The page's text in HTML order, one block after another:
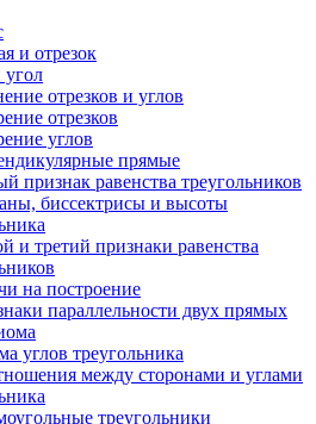
и отрезок
угол
отрезков и углов
отрезков
углов
прямые
признак равенства треугольников
биссектрисы и высоты
и третий признаки равенства
на построение
параллельности двух прямых
углов треугольника
между сторонами и углами
треугольники